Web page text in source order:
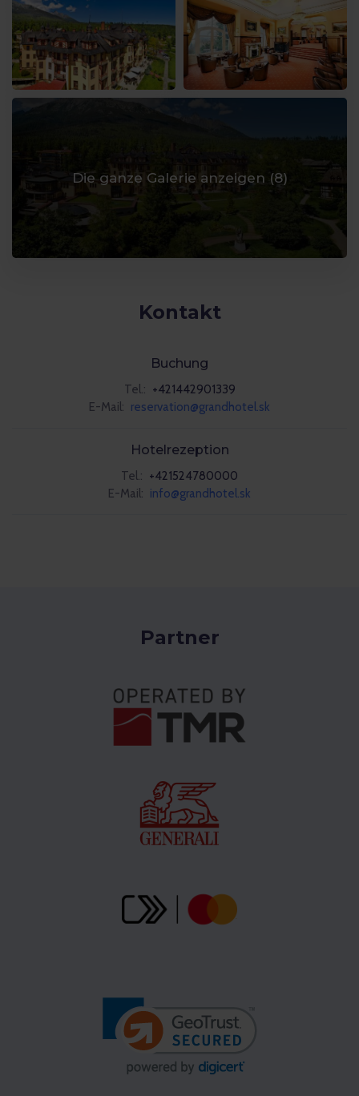
Die ganze Galerie anzeigen (8)
Kontakt
Buchung
Tel.: +421442901339
E-Mail: reservation@grandhotel.sk
Hotelrezeption
Tel.: +421524780000
E-Mail: info@grandhotel.sk
Partner